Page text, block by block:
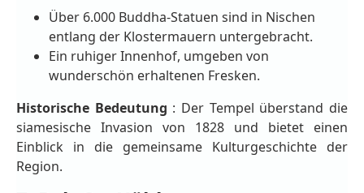
Über 6.000 Buddha-Statuen sind in Nischen
entlang der Klostermauern untergebracht.
Ein ruhiger Innenhof, umgeben von
wunderschön erhaltenen Fresken.
Historische Bedeutung : Der Tempel überstand die
siamesische Invasion von 1828 und bietet einen
Einblick in die gemeinsame Kulturgeschichte der
Region.